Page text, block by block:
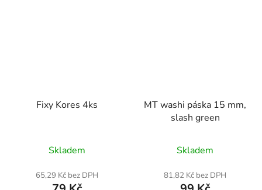
Fixy Kores 4ks
Skladem
65,29 Kč bez DPH
MT washi páska 15 mm,
slash green
Skladem
81,82 Kč bez DPH